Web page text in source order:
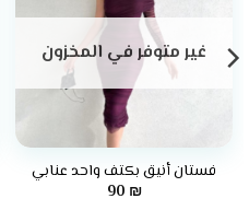
غير متوفر في المخزون
فستان أنيق بكتف واحد عنابي
90 ₪